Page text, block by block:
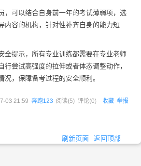
，可以结合自身前一年的考试薄弱项，选
内容的机构，针对性补齐自身的能力短
全提示，所有专业训练都需要在专业老师
行尝试高强度的拉伸或者体态调整动作，
况，保障备考过程的安全顺利。
03 21:59 奔跑123 阅读(5) 评论(0) 收藏 举报
刷新页面 返回顶部